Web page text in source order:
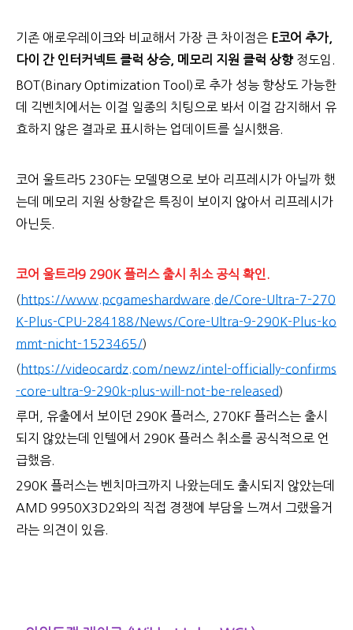
기존 애로우레이크와 비교해서 가장 큰 차이점은 E코어 추가,
다이 간 인터커넥트 클럭 상승, 메모리 지원 클럭 상향정도임.
BOT(Binary Optimization Tool)로 추가 성능 향상도 가능한
데 긱벤치에서는 이걸 일종의 치팅으로 봐서 이걸 감지해서 유
효하지 않은 결과로 표시하는 업데이트를 실시했음.
코어 울트라5 230F는 모델명으로 보아 리프레시가 아닐까 했
는데 메모리 지원 상향같은 특징이 보이지 않아서 리프레시가
아닌듯.
코어 울트라9 290K 플러스 출시 취소 공식 확인.
( https://www.pcgameshardware.de/Core-Ultra-7-270
K-Plus-CPU-284188/News/Core-Ultra-9-290K-Plus-ko
mmt-nicht-1523465/)
( https://videocardz.com/newz/intel-officially-confirms
-core-ultra-9-290k-plus-will-not-be-released)
루머, 유출에서 보이던 290K 플러스, 270KF 플러스는 출시
되지 않았는데 인텔에서 290K 플러스 취소를 공식적으로 언
급했음.
290K 플러스는 벤치마크까지 나왔는데도 출시되지 않았는데
AMD 9950X3D2와의 직접 경쟁에 부담을 느껴서 그랬을거
라는 의견이 있음.